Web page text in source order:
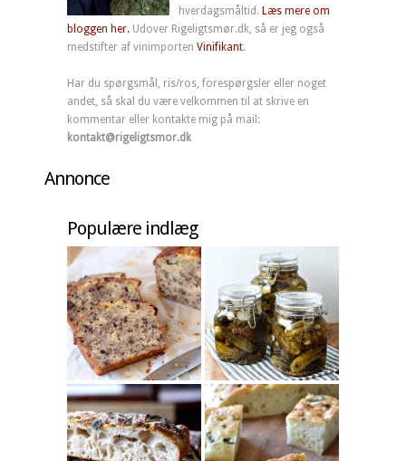
hverdagsmåltid. Læs mere om
bloggen her. Udover Rigeligtsmør.dk, så er jeg også
medstifter af vinimporten Vinifikant.
Har du spørgsmål, ris/ros, forespørgsler eller noget
andet, så skal du være velkommen til at skrive en
kommentar eller kontakte mig på mail:
kontakt@rigeligtsmor.dk
Annonce
Populære indlæg